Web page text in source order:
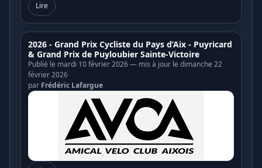
Lire
2026 - Grand Prix Cycliste du Pays d’Aix - Puyricard
& Grand Prix de Puyloubier Sainte-Victoire
Publié le mardi 10 février 2026 — mis à jour le dimanche 22
février 2026
par Frédéric Lafargue